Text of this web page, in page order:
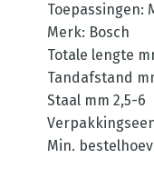
Toepassingen:
Merk: Bosch
Totale lengte
Tandafstand
Staal mm 2,5-6
Min.